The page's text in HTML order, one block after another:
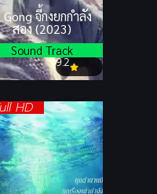
Gong จี้กงยกกำลัง
สอง (2023)
9.2
Sound Track
HD